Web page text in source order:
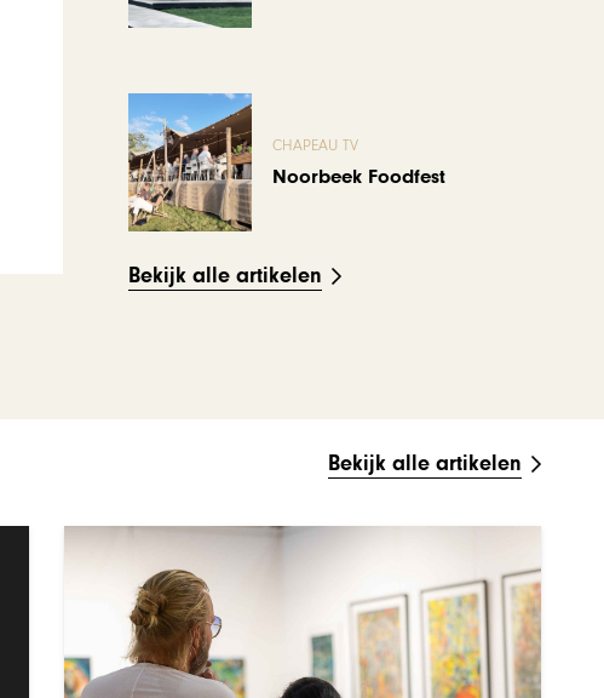
CHAPEAU TV
Noorbeek Foodfest
Bekijk alle artikelen
Bekijk alle artikelen